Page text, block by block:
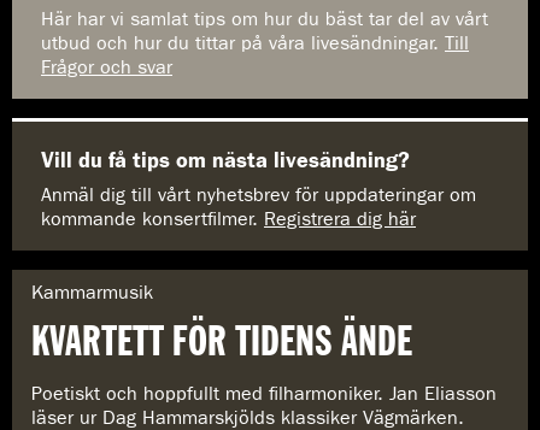
Här har vi samlat tips om hur du bäst tar del av vårt
utbud och hur du tittar på våra livesändningar. Till
Frågor och svar
Vill du få tips om nästa livesändning?
Anmäl dig till vårt nyhetsbrev för uppdateringar om
kommande konsertfilmer. Registrera dig här
G
n
r
e
:
Kammarmusik
KVARTETT FÖR TIDENS ÄNDE
Poetiskt och hoppfullt med filharmoniker. Jan Eliasson
läser ur Dag Hammarskjölds klassiker Vägmärken.